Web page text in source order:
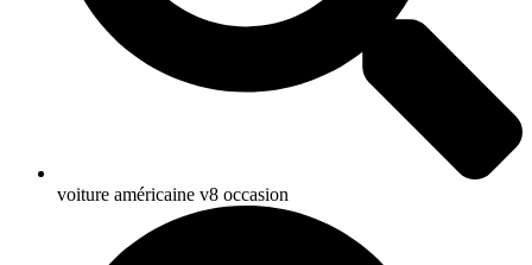
voiture américaine v8 occasion